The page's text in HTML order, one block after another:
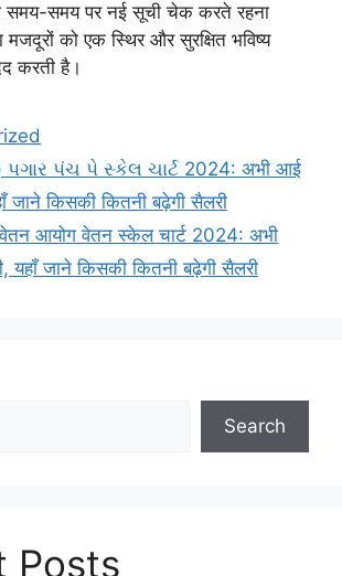
समय पर नई सूची चेक करते रहना
मजदूरों को एक स्थिर और सुरक्षित भविष्य
करती है।
પંચ પે સ્કેલ ચાર્ટ 2024: अभी आई
जाने किसकी कितनी बढ़ेगी सैलरी
आयोग वेतन स्केल चार्ट 2024: अभी
जाने किसकी कितनी बढ़ेगी सैलरी
Search
Posts